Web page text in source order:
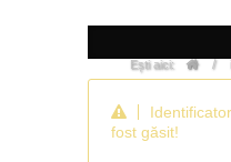
Ești aici: /
fost găsit!